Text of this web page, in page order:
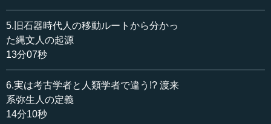
藤尾 例えば人間の染色体です。いちばん右側がXYの染色
体です。またそれ以外にも、こういう染色体があります。
高校の生物で二重螺旋構造のものがあるとか、それがい
は4つの塩基、アデニン、グアニン、シトシン、チミンと習
ったと思うのですけれど、それが組み合うことによって出
来上がっているわけです。それが32億で出来上がっている
5.旧石器時代人の移動ルートから分かっ
た縄文人の起源
13分07秒
6.実は考古学者と人類学者で違う!? 渡来
系弥生人の定義
14分10秒